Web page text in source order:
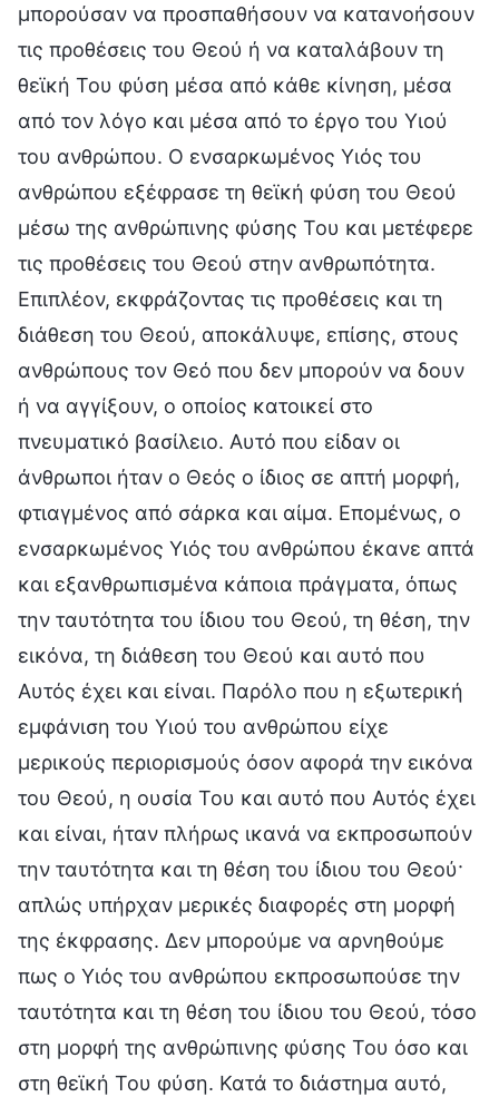
μπορούσαν να προσπαθήσουν να κατανοήσουν
τις προθέσεις του Θεού ή να καταλάβουν τη
θεϊκή Του φύση μέσα από κάθε κίνηση, μέσα
από τον λόγο και μέσα από το έργο του Υιού
του ανθρώπου. Ο ενσαρκωμένος Υιός του
ανθρώπου εξέφρασε τη θεϊκή φύση του Θεού
μέσω της ανθρώπινης φύσης Του και μετέφερε
τις προθέσεις του Θεού στην ανθρωπότητα.
Επιπλέον, εκφράζοντας τις προθέσεις και τη
διάθεση του Θεού, αποκάλυψε, επίσης, στους
ανθρώπους τον Θεό που δεν μπορούν να δουν
ή να αγγίξουν, ο οποίος κατοικεί στο
πνευματικό βασίλειο. Αυτό που είδαν οι
άνθρωποι ήταν ο Θεός ο ίδιος σε απτή μορφή,
φτιαγμένος από σάρκα και αίμα. Επομένως, ο
ενσαρκωμένος Υιός του ανθρώπου έκανε απτά
και εξανθρωπισμένα κάποια πράγματα, όπως
την ταυτότητα του ίδιου του Θεού, τη θέση, την
εικόνα, τη διάθεση του Θεού και αυτό που
Αυτός έχει και είναι. Παρόλο που η εξωτερική
εμφάνιση του Υιού του ανθρώπου είχε
μερικούς περιορισμούς όσον αφορά την εικόνα
του Θεού, η ουσία Του και αυτό που Αυτός έχει
και είναι, ήταν πλήρως ικανά να εκπροσωπούν
την ταυτότητα και τη θέση του ίδιου του Θεού·
απλώς υπήρχαν μερικές διαφορές στη μορφή
της έκφρασης. Δεν μπορούμε να αρνηθούμε
πως ο Υιός του ανθρώπου εκπροσωπούσε την
ταυτότητα και τη θέση του ίδιου του Θεού, τόσο
στη μορφή της ανθρώπινης φύσης Του όσο και
στη θεϊκή Του φύση. Κατά το διάστημα αυτό,